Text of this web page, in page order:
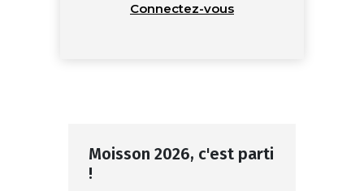
Connectez-vous
Moisson 2026, c'est parti
!